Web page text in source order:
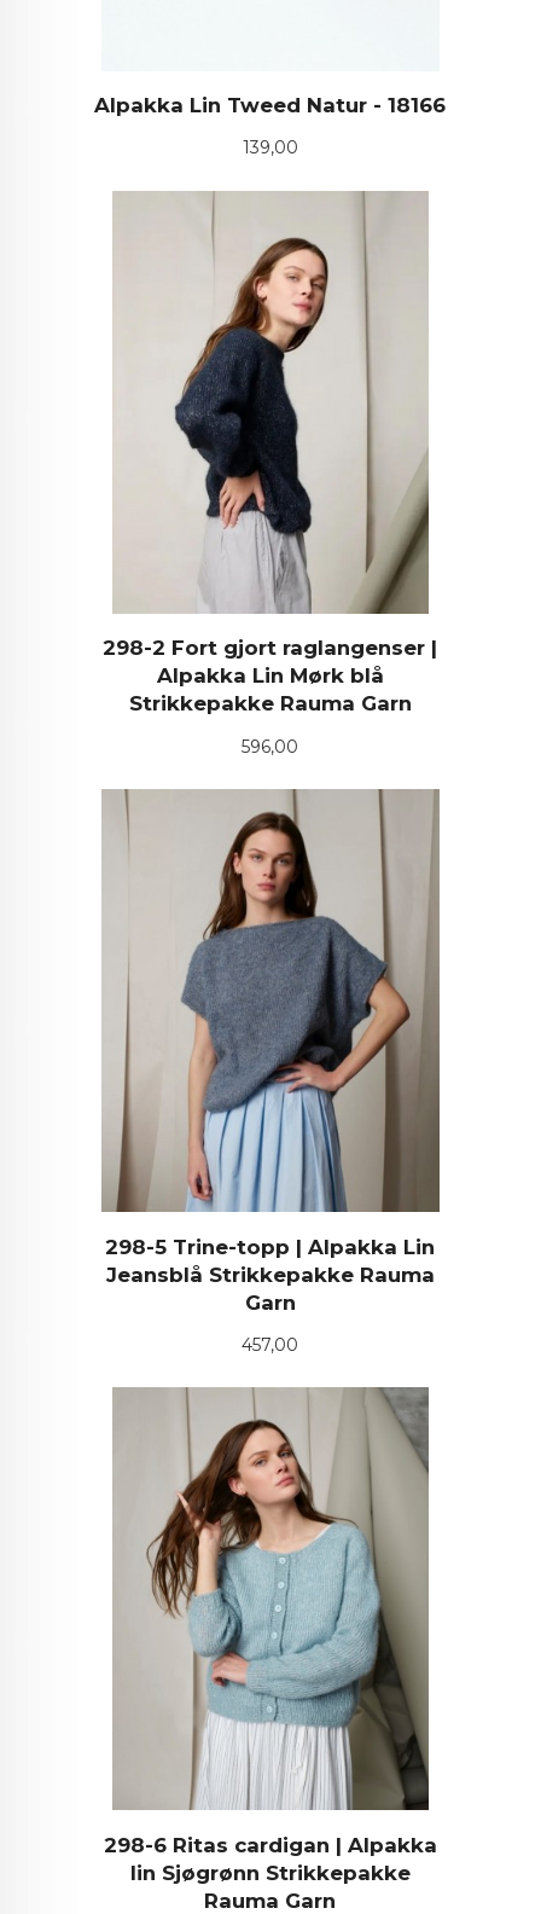
Alpakka Lin Tweed Natur - 18166
Pris
139,00
298-2 Fort gjort raglangenser |
Alpakka Lin Mørk blå
Strikkepakke Rauma Garn
Pris
596,00
298-5 Trine-topp | Alpakka Lin
Jeansblå Strikkepakke Rauma
Garn
Pris
457,00
298-6 Ritas cardigan | Alpakka
lin Sjøgrønn Strikkepakke
Rauma Garn